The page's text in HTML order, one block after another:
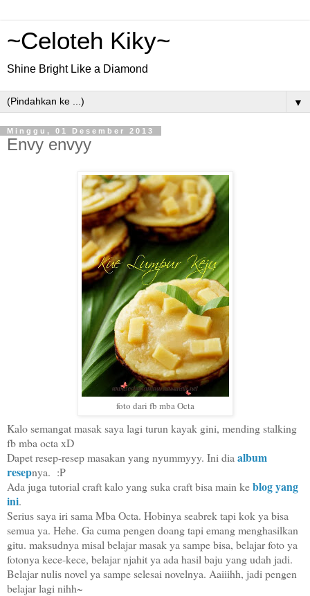
~Celoteh Kiky~
Shine Bright Like a Diamond
▼
Minggu, 01 Desember 2013
Envy envyy
foto dari fb mba Octa
Kalo semangat masak saya lagi turun kayak gini, mending stalking
fb mba octa xD
Dapet resep-resep masakan yang nyummyyy. Ini dia album
resepnya. :P
Ada juga tutorial craft kalo yang suka craft bisa main keblog yang
ini.
Serius saya iri sama Mba Octa. Hobinya seabrek tapi kok ya bisa
semua ya. Hehe. Ga cuma pengen doang tapi emang menghasilkan
gitu. maksudnya misal belajar masak ya sampe bisa, belajar foto ya
fotonya kece-kece, belajar njahit ya ada hasil baju yang udah jadi.
Belajar nulis novel ya sampe selesai novelnya. Aaiiihh, jadi pengen
belajar lagi nihh~